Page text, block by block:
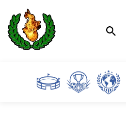
Saltar
al
contenido